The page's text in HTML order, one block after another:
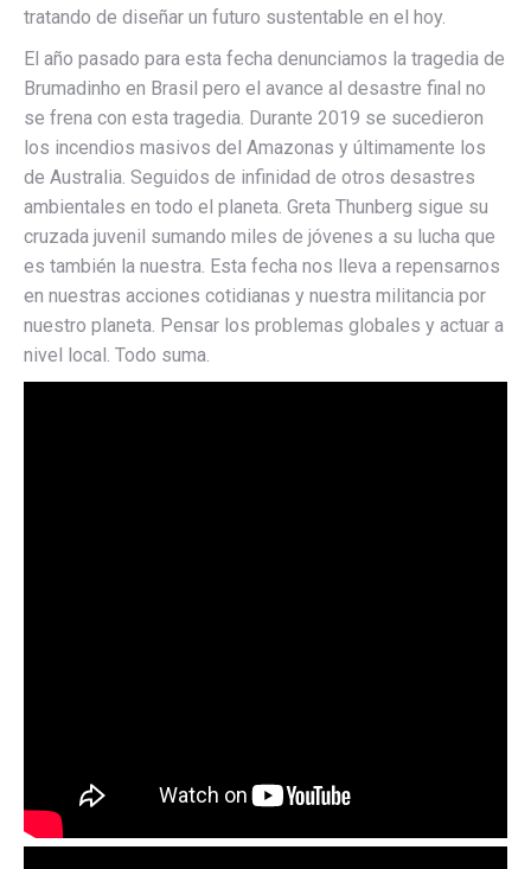
tratando de diseñar un futuro sustentable en el hoy.
El año pasado para esta fecha denunciamos la tragedia de
Brumadinho en Brasil pero el avance al desastre final no
se frena con esta tragedia. Durante 2019 se sucedieron
los incendios masivos del Amazonas y últimamente los
de Australia. Seguidos de infinidad de otros desastres
ambientales en todo el planeta. Greta Thunberg sigue su
cruzada juvenil sumando miles de jóvenes a su lucha que
es también la nuestra. Esta fecha nos lleva a repensarnos
en nuestras acciones cotidianas y nuestra militancia por
nuestro planeta. Pensar los problemas globales y actuar a
nivel local. Todo suma.